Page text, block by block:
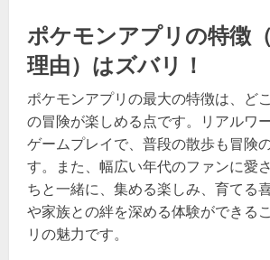
ポケモンアプリの特徴
理由）はズバリ！
ポケモンアプリの最大の特徴は、ど
の冒険が楽しめる点です。リアルワ
ゲームプレイで、普段の散歩も冒険
す。また、幅広い年代のファンに愛
ちと一緒に、集める楽しみ、育てる
や家族との絆を深める体験ができる
リの魅力です。